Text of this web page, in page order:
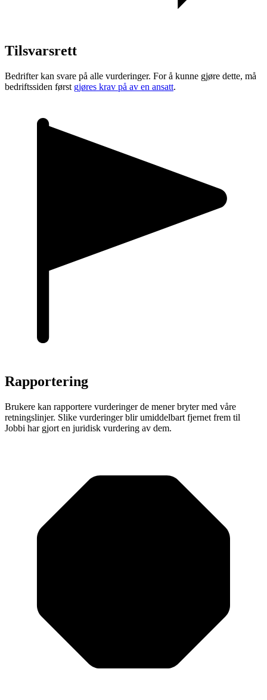
Tilsvarsrett
Bedrifter kan svare på alle vurderinger. For å kunne gjøre dette, må
bedriftssiden først gjøres krav på av en ansatt.
Rapportering
Brukere kan rapportere vurderinger de mener bryter med våre
retningslinjer. Slike vurderinger blir umiddelbart fjernet frem til
Jobbi har gjort en juridisk vurdering av dem.